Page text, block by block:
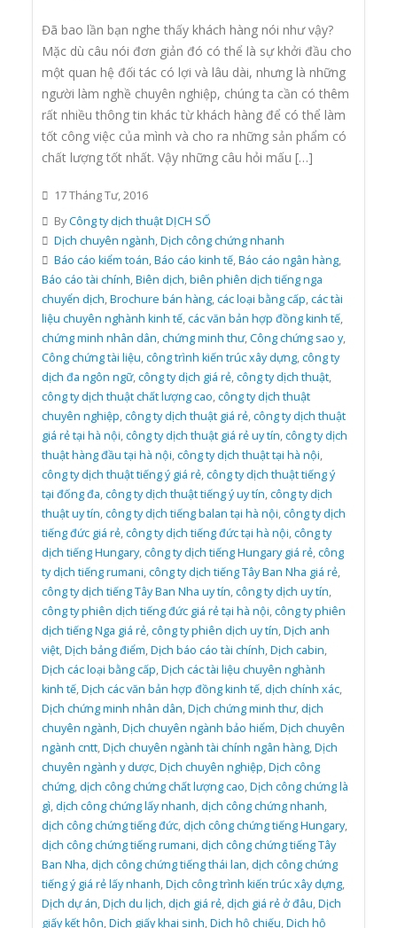
Đã bao lần bạn nghe thấy khách hàng nói như vậy?
Mặc dù câu nói đơn giản đó có thể là sự khởi đầu cho
một quan hệ đối tác có lợi và lâu dài, nhưng là những
người làm nghề chuyên nghiệp, chúng ta cần có thêm
rất nhiều thông tin khác từ khách hàng để có thể làm
tốt công việc của mình và cho ra những sản phẩm có
chất lượng tốt nhất. Vậy những câu hỏi mấu […]
17 Tháng Tư, 2016
ByCông ty dịch thuật DỊCH SỐ
Dịch chuyên ngành,Dịch công chứng nhanh
Báo cáo kiểm toán,Báo cáo kinh tế,Báo cáo ngân hàng,
Báo cáo tài chính,Biên dịch,biên phiên dịch tiếng nga
chuyển dịch,Brochure bán hàng,các loại bằng cấp,các tài
liệu chuyên nghành kinh tế,các văn bản hợp đồng kinh tế,
chứng minh nhân dân,chứng minh thư,Công chứng sao y,
Công chứng tài liệu,công trình kiến trúc xây dựng,công ty
dịch đa ngôn ngữ,công ty dịch giá rẻ,công ty dịch thuật,
công ty dịch thuật chất lượng cao,công ty dịch thuật
chuyên nghiệp,công ty dịch thuật giá rẻ,công ty dịch thuật
giá rẻ tại hà nội,công ty dịch thuật giá rẻ uy tín,công ty dịch
thuật hàng đầu tại hà nội,công ty dịch thuật tại hà nội,
công ty dịch thuật tiếng ý giá rẻ,công ty dịch thuật tiếng ý
tại đống đa,công ty dịch thuật tiếng ý uy tín,công ty dịch
thuật uy tín,công ty dịch tiếng balan tại hà nội,công ty dịch
tiếng đức giá rẻ,công ty dịch tiếng đức tại hà nội,công ty
dịch tiếng Hungary,công ty dịch tiếng Hungary giá rẻ,công
ty dịch tiếng rumani,công ty dịch tiếng Tây Ban Nha giá rẻ,
công ty dịch tiếng Tây Ban Nha uy tín,công ty dịch uy tín,
công ty phiên dịch tiếng đức giá rẻ tại hà nội,công ty phiên
dịch tiếng Nga giá rẻ,công ty phiên dịch uy tín,Dịch anh
việt,Dịch bảng điểm,Dịch báo cáo tài chính,Dịch cabin,
Dịch các loại bằng cấp,Dịch các tài liệu chuyên nghành
kinh tế,Dịch các văn bản hợp đồng kinh tế,dịch chính xác,
Dịch chứng minh nhân dân,Dịch chứng minh thư,dịch
chuyên ngành,Dịch chuyên ngành bảo hiểm,Dịch chuyên
ngành cntt,Dịch chuyên ngành tài chính ngân hàng,Dịch
chuyên ngành y dược,Dịch chuyên nghiệp,Dịch công
chứng,dịch công chứng chất lượng cao,Dịch công chứng là
gì,dịch công chứng lấy nhanh,dịch công chứng nhanh,
dịch công chứng tiếng đức,dịch công chứng tiếng Hungary,
dịch công chứng tiếng rumani,dịch công chứng tiếng Tây
Ban Nha,dịch công chứng tiếng thái lan,dịch công chứng
tiếng ý giá rẻ lấy nhanh,Dịch công trình kiến trúc xây dựng,
Dịch dự án,Dịch du lịch,dịch giá rẻ,dịch giá rẻ ở đâu,Dịch
giấy kết hôn,Dịch giấy khai sinh,Dịch hộ chiếu,Dịch hộ